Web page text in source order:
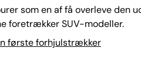
som en af få overleve den
foretrækker SUV-modeller.
første forhjulstrækker